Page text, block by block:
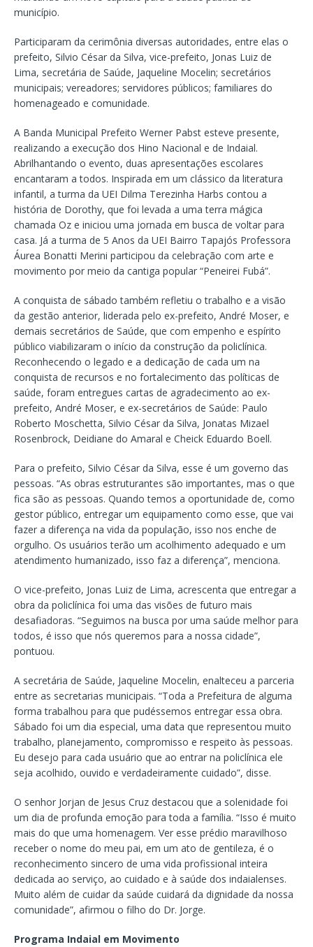
município.
Participaram da cerimônia diversas autoridades, entre elas o
prefeito, Silvio César da Silva, vice-prefeito, Jonas Luiz de
Lima, secretária de Saúde, Jaqueline Mocelin; secretários
municipais; vereadores; servidores públicos; familiares do
homenageado e comunidade.
A Banda Municipal Prefeito Werner Pabst esteve presente,
realizando a execução dos Hino Nacional e de Indaial.
Abrilhantando o evento, duas apresentações escolares
encantaram a todos. Inspirada em um clássico da literatura
infantil, a turma da UEI Dilma Terezinha Harbs contou a
história de Dorothy, que foi levada a uma terra mágica
chamada Oz e iniciou uma jornada em busca de voltar para
casa. Já a turma de 5 Anos da UEI Bairro Tapajós Professora
Áurea Bonatti Merini participou da celebração com arte e
movimento por meio da cantiga popular “Peneirei Fubá”.
A conquista de sábado também refletiu o trabalho e a visão
da gestão anterior, liderada pelo ex-prefeito, André Moser, e
demais secretários de Saúde, que com empenho e espírito
público viabilizaram o início da construção da policlínica.
Reconhecendo o legado e a dedicação de cada um na
conquista de recursos e no fortalecimento das políticas de
saúde, foram entregues cartas de agradecimento ao ex-
prefeito, André Moser, e ex-secretários de Saúde: Paulo
Roberto Moschetta, Silvio César da Silva, Jonatas Mizael
Rosenbrock, Deidiane do Amaral e Cheick Eduardo Boell.
Para o prefeito, Silvio César da Silva, esse é um governo das
pessoas. “As obras estruturantes são importantes, mas o que
fica são as pessoas. Quando temos a oportunidade de, como
gestor público, entregar um equipamento como esse, que vai
fazer a diferença na vida da população, isso nos enche de
orgulho. Os usuários terão um acolhimento adequado e um
atendimento humanizado, isso faz a diferença”, menciona.
O vice-prefeito, Jonas Luiz de Lima, acrescenta que entregar a
obra da policlínica foi uma das visões de futuro mais
desafiadoras. “Seguimos na busca por uma saúde melhor para
todos, é isso que nós queremos para a nossa cidade”,
pontuou.
A secretária de Saúde, Jaqueline Mocelin, enalteceu a parceria
entre as secretarias municipais. “Toda a Prefeitura de alguma
forma trabalhou para que pudéssemos entregar essa obra.
Sábado foi um dia especial, uma data que representou muito
trabalho, planejamento, compromisso e respeito às pessoas.
Eu desejo para cada usuário que ao entrar na policlínica ele
seja acolhido, ouvido e verdadeiramente cuidado”, disse.
O senhor Jorjan de Jesus Cruz destacou que a solenidade foi
um dia de profunda emoção para toda a família. “Isso é muito
mais do que uma homenagem. Ver esse prédio maravilhoso
receber o nome do meu pai, em um ato de gentileza, é o
reconhecimento sincero de uma vida profissional inteira
dedicada ao serviço, ao cuidado e à saúde dos indaialenses.
Muito além de cuidar da saúde cuidará da dignidade da nossa
comunidade”, afirmou o filho do Dr. Jorge.
Programa Indaial em Movimento